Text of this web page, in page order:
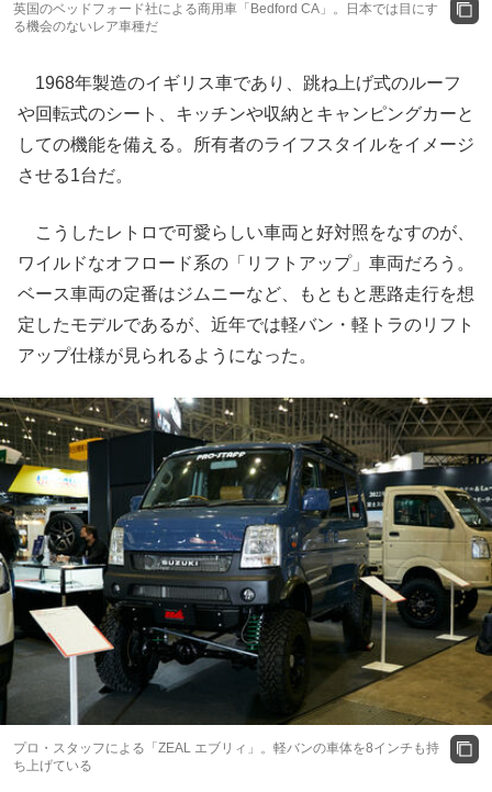
英国のベッドフォード社による商用車「Bedford CA」。日本では目にす
る機会のないレア車種だ
1968年製造のイギリス車であり、跳ね上げ式のルーフ
や回転式のシート、キッチンや収納とキャンピングカーと
しての機能を備える。所有者のライフスタイルをイメージ
させる1台だ。
こうしたレトロで可愛らしい車両と好対照をなすのが、
ワイルドなオフロード系の「リフトアップ」車両だろう。
ベース車両の定番はジムニーなど、もともと悪路走行を想
定したモデルであるが、近年では軽バン・軽トラのリフト
アップ仕様が見られるようになった。
プロ・スタッフによる「ZEAL エブリィ」。軽バンの車体を8インチも持
ち上げている